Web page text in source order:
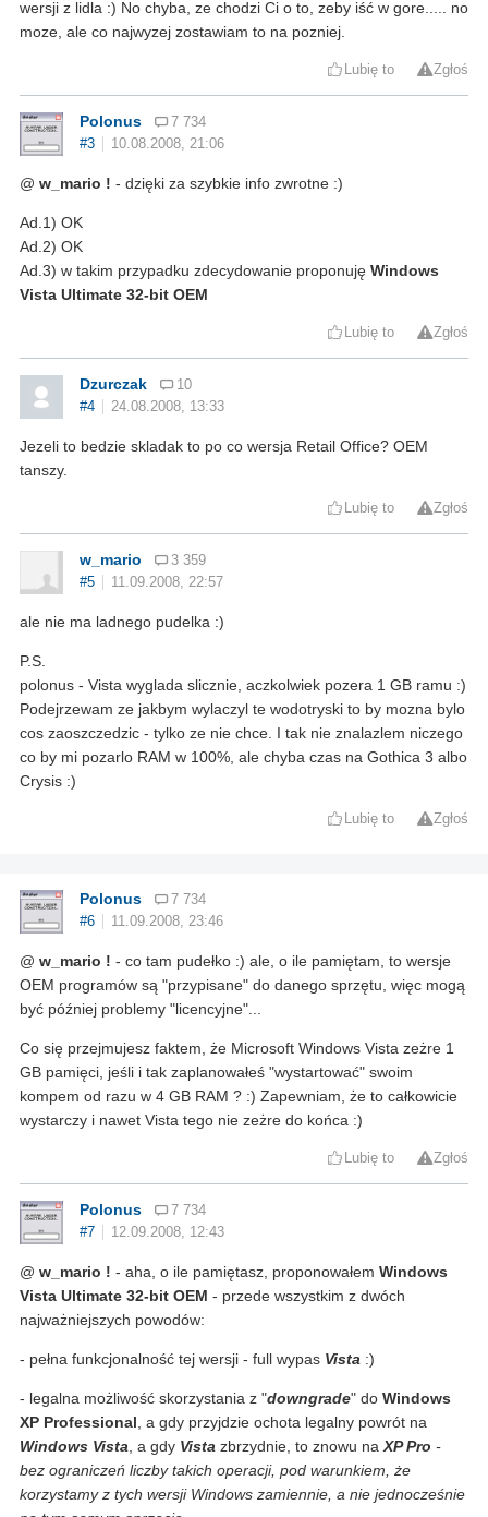
wersji z lidla :) No chyba, ze chodzi Ci o to, zeby iść w gore..... no
moze, ale co najwyzej zostawiam to na pozniej.
Lubię to Zgłoś
Polonus
7 734
#3
10.08.2008, 21:06
@ w_mario ! - dzięki za szybkie info zwrotne :)
Ad.1) OK
Ad.2) OK
Ad.3) w takim przypadku zdecydowanie proponuję Windows
Vista Ultimate 32-bit OEM
Lubię to Zgłoś
Dzurczak
10
#4
24.08.2008, 13:33
Jezeli to bedzie skladak to po co wersja Retail Office? OEM
tanszy.
Lubię to Zgłoś
w_mario
3 359
#5
11.09.2008, 22:57
ale nie ma ladnego pudelka :)
P.S.
polonus - Vista wyglada slicznie, aczkolwiek pozera 1 GB ramu :)
Podejrzewam ze jakbym wylaczyl te wodotryski to by mozna bylo
cos zaoszczedzic - tylko ze nie chce. I tak nie znalazlem niczego
co by mi pozarlo RAM w 100%, ale chyba czas na Gothica 3 albo
Crysis :)
Lubię to Zgłoś
Polonus
7 734
#6
11.09.2008, 23:46
@ w_mario ! - co tam pudełko :) ale, o ile pamiętam, to wersje
OEM programów są "przypisane" do danego sprzętu, więc mogą
być później problemy "licencyjne"...
Co się przejmujesz faktem, że Microsoft Windows Vista zeżre 1
GB pamięci, jeśli i tak zaplanowałeś "wystartować" swoim
kompem od razu w 4 GB RAM ? :) Zapewniam, że to całkowicie
wystarczy i nawet Vista tego nie zeżre do końca :)
Lubię to Zgłoś
Polonus
7 734
#7
12.09.2008, 12:43
@ w_mario ! - aha, o ile pamiętasz, proponowałem Windows
Vista Ultimate 32-bit OEM - przede wszystkim z dwóch
najważniejszych powodów:
- pełna funkcjonalność tej wersji - full wypas Vista :)
- legalna możliwość skorzystania z "downgrade" do Windows
XP Professional , a gdy przyjdzie ochota legalny powrót na
Windows Vista , a gdy Vista zbrzydnie, to znowu na XP Pro -
bez ograniczeń liczby takich operacji, pod warunkiem, że
korzystamy z tych wersji Windows zamiennie, a nie jednocześnie